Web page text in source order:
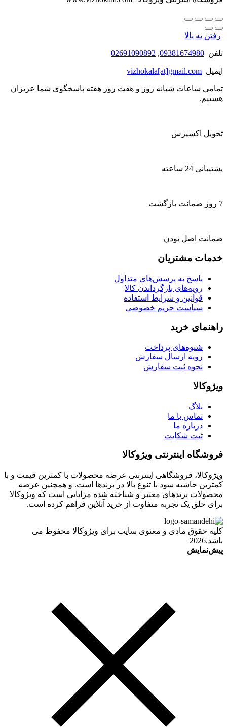
رفتن به بالا
تلفن 09381674980
,
02691090892
ایمیل vizhokala[at]gmail.com
تمامی ساعات شبانه روز و هفت روز هفته پاسخگوی شما عزیزان
هستیم.
تحویل اکسپرس
پشتیبانی 24 ساعته
7 روز ضمانت بازگشت
ضمانت اصل بودن
خدمات مشتریان
پاسخ به پرسش‌های متداول
رویه‌های بازگرداندن کالا
قوانین و شرایط استفاده
سیاست حریم خصوصی
راهنمای خرید
شیوه‌های پرداخت
رویه ارسال سفارش
نحوه ثبت سفارش
ویژوکالا
بلاگ
تماس با ما
درباره ما
ثبت شکایت
فروشگاه اینترنتی ویژوکالا
ویژوکالا، فروشگاهی اینترنتی عرضه محصولات با کمترین قیمت و با
کمترین حاشیه سود با تنوع بالا در برندها است. و همچنین عرضه
محصولات برندهای معتبر و شناخته شده مزایایی است که ویژوکالا
برای خلق یک تجربه متفاوت از خرید آنلاین فراهم کرده است.
کلیه حقوق مادی و معنوی سایت برای ویژوکالا محفوظ می
باشد.2026
پیش‌نمایش